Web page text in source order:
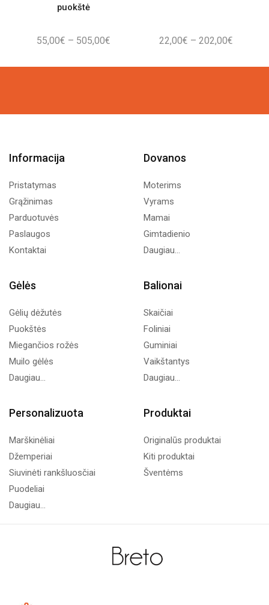
puokštė
55,00€ – 505,00€Price
55,00€
22,00€ – 202,00€Price
22,00€
Informacija
Pristatymas
Grąžinimas
Parduotuvės
Paslaugos
Kontaktai
Dovanos
Moterims
Vyrams
Mamai
Gimtadienio
Daugiau...
Gėlės
Gėlių dėžutės
Puokštės
Miegančios rožės
Muilo gėlės
Daugiau...
Balionai
Skaičiai
Foliniai
Guminiai
Vaikštantys
Daugiau...
Personalizuota
Marškinėliai
Džemperiai
Siuvinėti rankšluosčiai
Puodeliai
Daugiau...
Produktai
Originalūs produktai
Kiti produktai
Šventėms